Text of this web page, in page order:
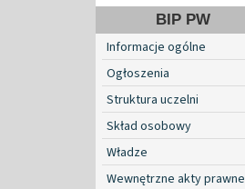
BIP PW
Informacje ogólne
Ogłoszenia
Struktura uczelni
Skład osobowy
Władze
Wewnętrzne akty prawne